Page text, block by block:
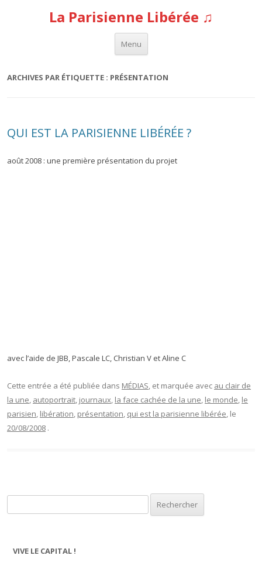
La Parisienne Libérée ♫
Menu
Aller au contenu
ARCHIVES PAR ÉTIQUETTE : PRÉSENTATION
QUI EST LA PARISIENNE LIBÉRÉE ?
août 2008 : une première présentation du projet
avec l’aide de JBB, Pascale LC, Christian V et Aline C
Cette entrée a été publiée dans MÉDIAS, et marquée avec au clair de
la une, autoportrait, journaux, la face cachée de la une, le monde, le
parisien, libération, présentation, qui est la parisienne libérée, le
20/08/2008 .
VIVE LE CAPITAL !